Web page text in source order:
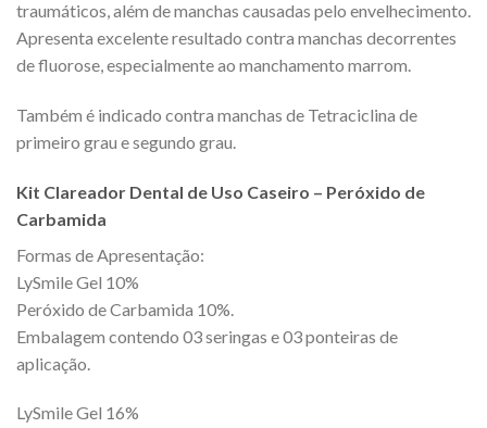
traumáticos, além de manchas causadas pelo envelhecimento.
Apresenta excelente resultado contra manchas decorrentes
de fluorose, especialmente ao manchamento marrom.
Também é indicado contra manchas de Tetraciclina de
primeiro grau e segundo grau.
Kit Clareador Dental de Uso Caseiro – Peróxido de
Carbamida
Formas de Apresentação:
LySmile Gel 10%
Peróxido de Carbamida 10%.
Embalagem contendo 03 seringas e 03 ponteiras de
aplicação.
LySmile Gel 16%